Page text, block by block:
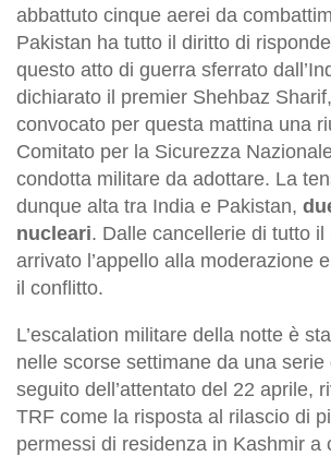
abbattuto cinque aerei da
Pakistan ha tutto il diritto di
questo atto di guerra sferrato
dichiarato il premier Shehbaz
convocato per questa mattina una
Comitato per la Sicurezza
condotta militare da adottare. La
dunque alta tra India e Pakistan,
nucleari. Dalle cancellerie di tutto il
arrivato l’appello alla moderazione
il conflitto.
L’escalation militare della notte è
nelle scorse settimane da una serie
seguito dell’attentato del 22 aprile,
TRF come la risposta al rilascio di
permessi di residenza in Kashmir a